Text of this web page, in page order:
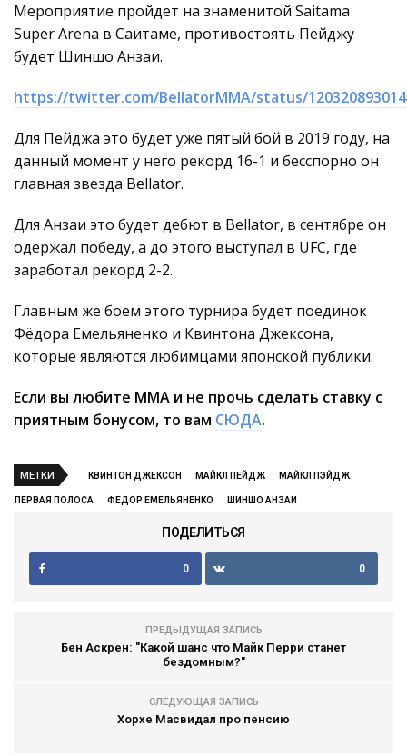
Мероприятие пройдет на знаменитой Saitama
Super Arena в Саитаме, противостоять Пейджу
будет Шиншо Анзаи.
https://twitter.com/BellatorMMA/status/
Для Пейджа это будет уже пятый бой в 2019 году, на
данный момент у него рекорд 16-1 и бесспорно он
главная звезда Bellator.
Для Анзаи это будет дебют в Bellator, в сентябре он
одержал победу, а до этого выступал в UFC, где
заработал рекорд 2-2.
Главным же боем этого турнира будет поединок
Фёдора Емельяненко и Квинтона Джексона,
которые являются любимцами японской публики.
Если вы любите ММА и не прочь сделать ставку с
приятным бонусом, то вам СЮДА.
МЕТКИ КВИНТОН ДЖЕКСОН МАЙКЛ ПЕЙДЖ МАЙКЛ ПЭЙДЖ
ПЕРВАЯ ПОЛОСА ФЕДОР ЕМЕЛЬЯНЕНКО ШИНШО АНЗАИ
ПОДЕЛИТЬСЯ
0 0
ПРЕДЫДУЩАЯ ЗАПИСЬ
Бен Аскрен: "Какой шанс что Майк Перри станет
бездомным?"
СЛЕДУЮЩАЯ ЗАПИСЬ
Хорхе Масвидал про пенсию